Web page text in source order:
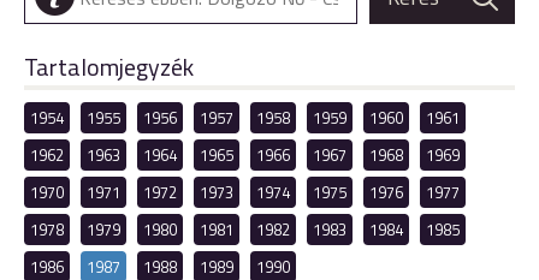
Tartalomjegyzék
1954 1955 1956 1957 1958 1959 1960
1961
1962
1963 1964 1965 1966 1967 1968
1969
1970
1971 1972 1973 1974 1975 1976
1977
1978
1979 1980 1981 1982 1983 1984
1985
1986
1987 1988 1989 1990